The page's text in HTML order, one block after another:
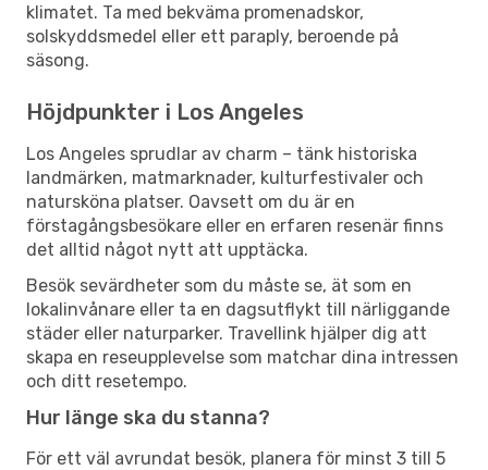
klimatet. Ta med bekväma promenadskor,
solskyddsmedel eller ett paraply, beroende på
säsong.
Höjdpunkter i Los Angeles
Los Angeles sprudlar av charm – tänk historiska
landmärken, matmarknader, kulturfestivaler och
natursköna platser. Oavsett om du är en
förstagångsbesökare eller en erfaren resenär finns
det alltid något nytt att upptäcka.
Besök sevärdheter som du måste se, ät som en
lokalinvånare eller ta en dagsutflykt till närliggande
städer eller naturparker. Travellink hjälper dig att
skapa en reseupplevelse som matchar dina intressen
och ditt resetempo.
Hur länge ska du stanna?
För ett väl avrundat besök, planera för minst 3 till 5